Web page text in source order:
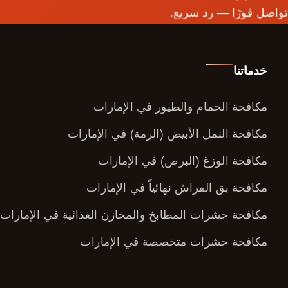
تواصل فورًا — رد سريع.
خدماتنا
مكافحة الحمام والطيور في الإمارات
مكافحة النمل الأبيض (الرمة) في الإمارات
مكافحة الوزغ (البرص) في الإمارات
مكافحة بق الفراش نهائياً في الإمارات
مكافحة حشرات المطابخ والمخازن الغذائية في الإمارات
مكافحة حشرات متخصصة في الإمارات